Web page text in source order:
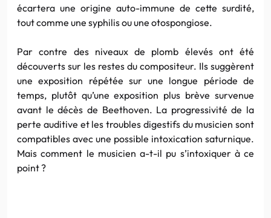
écartera une origine auto-immune de cette surdité,
tout comme une syphilis ou une otospongiose.
Par contre des niveaux de plomb élevés ont été
découverts sur les restes du compositeur. Ils suggèrent
une exposition répétée sur une longue période de
temps, plutôt qu’une exposition plus brève survenue
avant le décès de Beethoven. La progressivité de la
perte auditive et les troubles digestifs du musicien sont
compatibles avec une possible intoxication saturnique.
Mais comment le musicien a-t-il pu s’intoxiquer à ce
point ?